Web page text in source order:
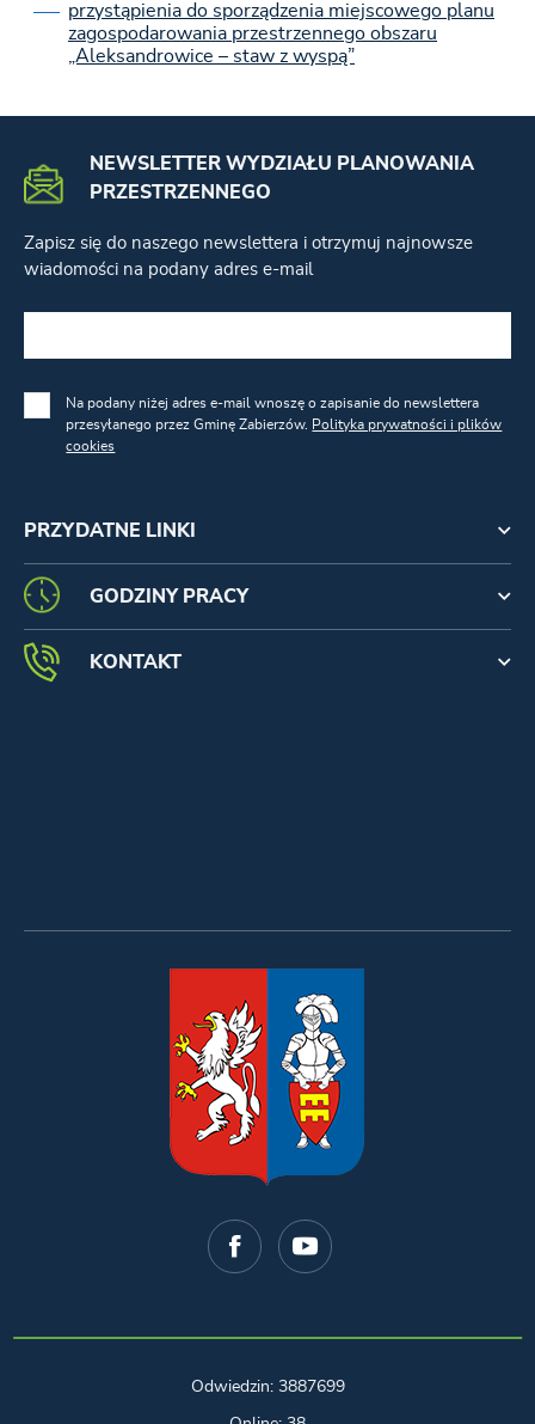
przystąpienia do sporządzenia miejscowego planu
zagospodarowania przestrzennego obszaru
„Aleksandrowice – staw z wyspą”
PRZYDATNE LINKI
NEWSLETTER WYDZIAŁU PLANOWANIA
PRZESTRZENNEGO
Zapisz się do naszego newslettera i otrzymuj najnowsze
wiadomości na podany adres e-mail
Na podany niżej adres e-mail wnoszę o zapisanie do newslettera
przesyłanego przez Gminę Zabierzów. Polityka prywatności i plików
cookies
GODZINY PRACY
KONTAKT
Odwiedzin: 3887699